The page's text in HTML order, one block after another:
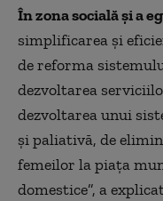
În zona socială și a
simplificarea și
de reforma
dezvoltarea
dezvoltarea unui
și paliativă, de
femeilor la piața
domestice”, a